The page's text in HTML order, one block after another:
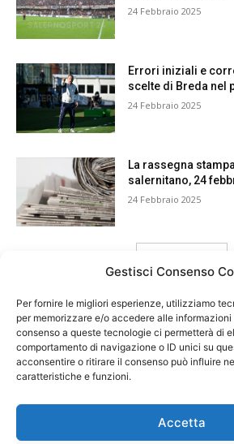
Gestisci Consenso
Per fornire le migliori esperienze, utilizziamo
per memorizzare e/o accedere alle
consenso a queste tecnologie ci permetterà di
comportamento di navigazione o ID unici su
acconsentire o ritirare il consenso può influire
caratteristiche e funzioni.
Accetta
24 Febbraio 2025
Errori iniziali e
scelte di Breda nel
24 Febbraio 2025
La rassegna
salernitano, 24
24 Febbraio 2025